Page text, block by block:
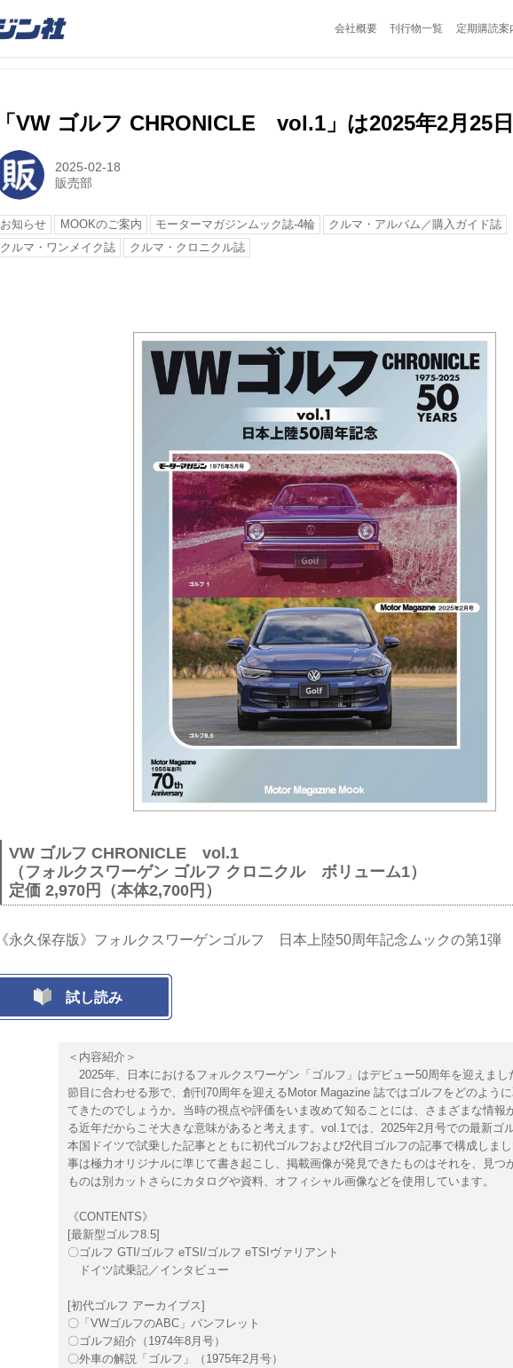
会社概要 刊行物一覧 定期購読案
「VW ゴルフ CHRONICLE vol.1」は2025年2月25
2025-02-18
販売部
お知らせ MOOKのご案内 モーターマガジンムック誌-4輪
クルマ・アルバム／購入ガイド誌
クルマ・ワンメイク誌
クルマ・クロニクル誌
VW ゴルフ CHRONICLE vol.1
（フォルクスワーゲン ゴルフ クロニクル ボリューム1）
定価 2,970円（本体2,700円）
《永久保存版》フォルクスワーゲンゴルフ 日本上陸50周年記念ムックの第1弾
試し読み
＜内容紹介＞
2025年、日本におけるフォルクスワーゲン「ゴルフ」はデビュー50周年を迎えまし
節目に合わせる形で、創刊70周年を迎えるMotor Magazine 誌ではゴルフをどのよう
てきたのでしょうか。当時の視点や評価をいま改めて知ることには、さまざまな情報
る近年だからこそ大きな意味があると考えます。vol.1では、2025年2月号での最新ゴ
本国ドイツで試乗した記事とともに初代ゴルフおよび2代目ゴルフの記事で構成しま
事は極力オリジナルに準じて書き起こし、掲載画像が発見できたものはそれを、見つ
ものは別カットさらにカタログや資料、オフィシャル画像などを使用しています。
《CONTENTS》
[最新型ゴルフ8.5]
〇ゴルフ GTI/ゴルフ eTSI/ゴルフ eTSIヴァリアント
ドイツ試乗記／インタビュー
[初代ゴルフ アーカイブス]
〇「VWゴルフのABC」パンフレット
〇ゴルフ紹介（1974年8月号）
〇外車の解説「ゴルフ」（1975年2月号）